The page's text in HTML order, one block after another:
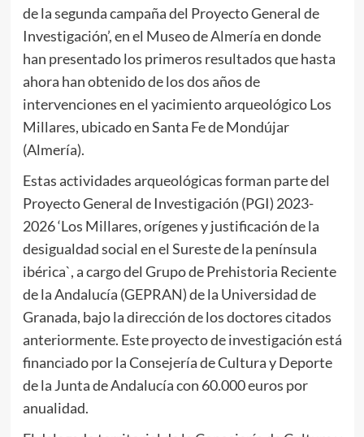
de la segunda campaña del Proyecto General de
Investigación’, en el Museo de Almería en donde
han presentado los primeros resultados que hasta
ahora han obtenido de los dos años de
intervenciones en el yacimiento arqueológico Los
Millares, ubicado en Santa Fe de Mondújar
(Almería).
Estas actividades arqueológicas forman parte del
Proyecto General de Investigación (PGI) 2023-
2026 ‘Los Millares, orígenes y justificación de la
desigualdad social en el Sureste de la península
ibérica`, a cargo del Grupo de Prehistoria Reciente
de la Andalucía (GEPRAN) de la Universidad de
Granada, bajo la dirección de los doctores citados
anteriormente. Este proyecto de investigación está
financiado por la Consejería de Cultura y Deporte
de la Junta de Andalucía con 60.000 euros por
anualidad.